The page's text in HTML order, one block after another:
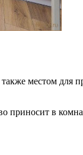
местом для
приносит в